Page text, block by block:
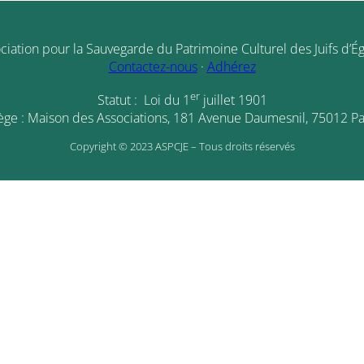
pour la Sauvegarde du Patrimoine Culturel des Juifs
Contactez-nous· Adhérez
Statut : Loi du 1erjuillet 1901
: Maison des Associations, 181 Avenue Daumesnil, 75012
Copyright © 2023 ASPCJE – Tous droits réservés